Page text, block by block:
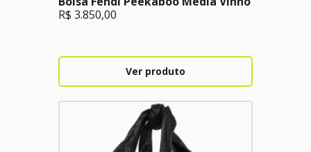
R$ 3.850,00
Ver produto